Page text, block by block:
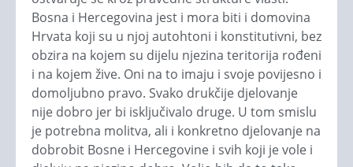
Bosna i Hercegovina jest i mora biti i domovina
Hrvata koji su u njoj autohtoni i konstitutivni, bez
obzira na kojem su dijelu njezina teritorija rođeni
i na kojem žive. Oni na to imaju i svoje povijesno i
domoljubno pravo. Svako drukčije djelovanje
nije dobro jer bi isključivalo druge. U tom smislu
je potrebna molitva, ali i konkretno djelovanje na
dobrobit Bosne i Hercegovine i svih koji je vole i